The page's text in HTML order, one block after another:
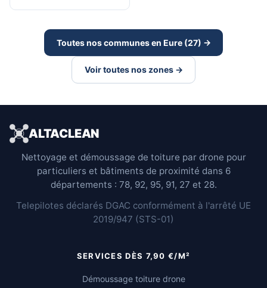
Toutes nos communes en Eure (27) →
Voir toutes nos zones →
ALTACLEAN
Nettoyage et démoussage de toiture par drone pour
particuliers et bâtiments de proximité dans 6
départements : 78, 92, 95, 91, 27 et 28.
Telepilotes déclarés DGAC conformément à l'arrêté UE
2019/947 (STS-01)
SERVICES DÈS 7,90 €/M²
Démoussage toiture drone